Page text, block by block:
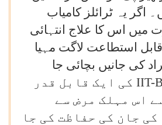
اگر یہ ٹرائلز کامیاب
میں اس کا علاج انتہائی
استطاعت لاگت مہیا
کی جانیں بچائی جا
IIT-B کی ایک قابل قدر
اس مہلک مرض سے
کی جان کی حفاظت کی جا